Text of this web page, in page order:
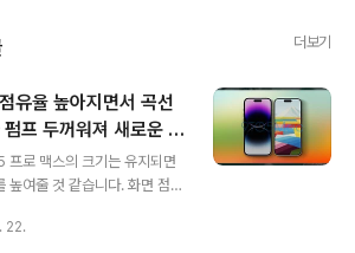
더보기
유율 높아지면서 곡선
로운 센
프로 맥스의 크기는 유지되면
높여줄 것 같습니다. 화면 점유
만나게 되지 않을까요. 그리고
22.